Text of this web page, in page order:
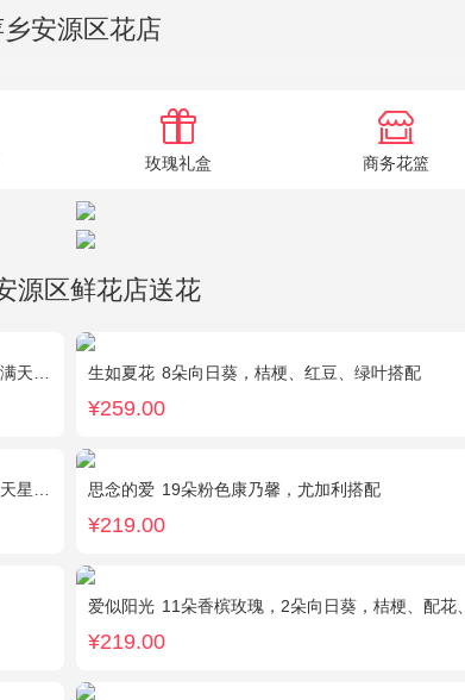
安源区花店
玫瑰礼盒 商务花篮
源区鲜花店送花
量。 生如夏花 8朵向日葵，桔梗、红豆、绿叶搭配
¥259.00
搭配 思念的爱 19朵粉色康乃馨，尤加利搭配
¥219.00
爱似阳光 11朵香槟玫瑰，2朵向日葵，桔梗、配花、绿叶搭配
¥219.00